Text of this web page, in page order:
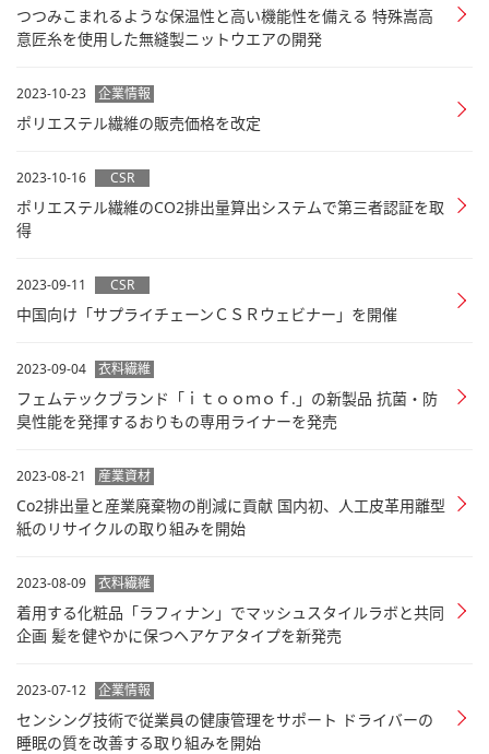
つつみこまれるような保温性と高い機能性を備える 特殊嵩高
意匠糸を使用した無縫製ニットウエアの開発
2023-10-23 企業情報
ポリエステル繊維の販売価格を改定
2023-10-16 CSR
ポリエステル繊維のCO2排出量算出システムで第三者認証を取
得
2023-09-11 CSR
中国向け「サプライチェーンＣＳＲウェビナー」を開催
2023-09-04 衣料繊維
フェムテックブランド「ｉｔｏｏｍｏｆ.」の新製品 抗菌・防
臭性能を発揮するおりもの専用ライナーを発売
2023-08-21 産業資材
Co2排出量と産業廃棄物の削減に貢献 国内初、人工皮革用離型
紙のリサイクルの取り組みを開始
2023-08-09 衣料繊維
着用する化粧品「ラフィナン」でマッシュスタイルラボと共同
企画 髪を健やかに保つヘアケアタイプを新発売
2023-07-12 企業情報
センシング技術で従業員の健康管理をサポート ドライバーの
睡眠の質を改善する取り組みを開始